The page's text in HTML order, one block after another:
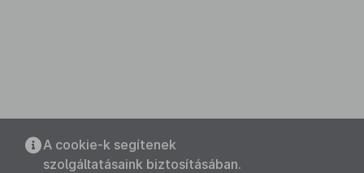
A cookie-k segítenek
szolgáltatásaink biztosításában.